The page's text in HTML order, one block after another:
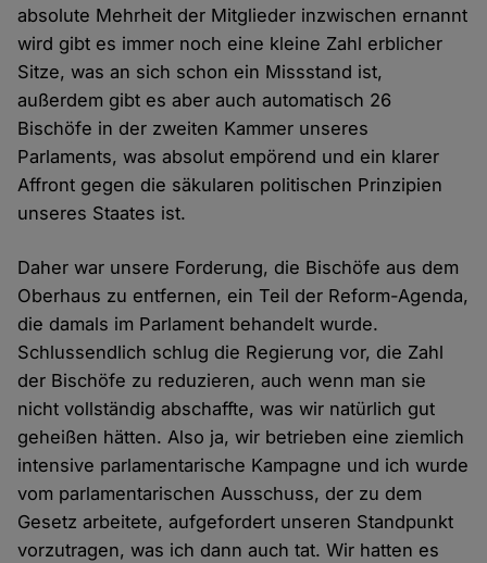
absolute Mehrheit der Mitglieder inzwischen ernannt
wird gibt es immer noch eine kleine Zahl erblicher
Sitze, was an sich schon ein Missstand ist,
außerdem gibt es aber auch automatisch 26
Bischöfe in der zweiten Kammer unseres
Parlaments, was absolut empörend und ein klarer
Affront gegen die säkularen politischen Prinzipien
unseres Staates ist.
Daher war unsere Forderung, die Bischöfe aus dem
Oberhaus zu entfernen, ein Teil der Reform-Agenda,
die damals im Parlament behandelt wurde.
Schlussendlich schlug die Regierung vor, die Zahl
der Bischöfe zu reduzieren, auch wenn man sie
nicht vollständig abschaffte, was wir natürlich gut
geheißen hätten. Also ja, wir betrieben eine ziemlich
intensive parlamentarische Kampagne und ich wurde
vom parlamentarischen Ausschuss, der zu dem
Gesetz arbeitete, aufgefordert unseren Standpunkt
vorzutragen, was ich dann auch tat. Wir hatten es